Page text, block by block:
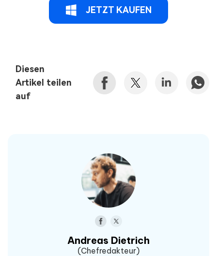
JETZT KAUFEN
Diesen
Artikel teilen
auf
Andreas Dietrich
(Chefredakteur)